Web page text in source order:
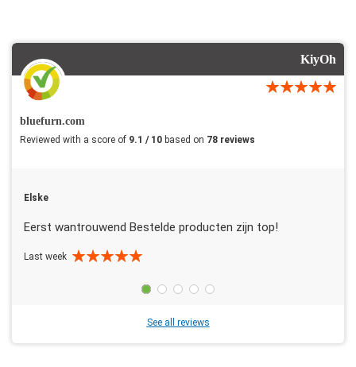
KiyOh
bluefurn.com
Reviewed with a score of 9.1 / 10 based on 78 reviews
Elske
Eerst wantrouwend Bestelde producten zijn top!
Last week
See all reviews